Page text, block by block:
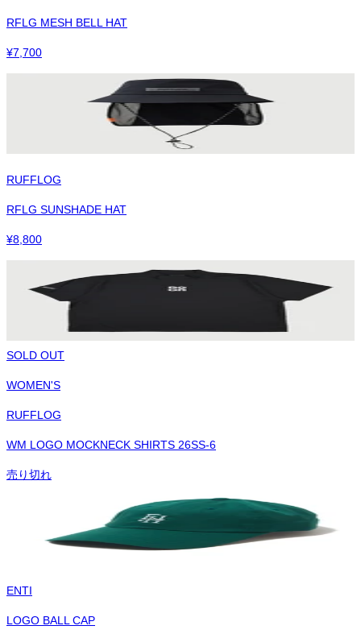
RFLG MESH BELL HAT
¥7,700
RUFFLOG
RFLG SUNSHADE HAT
¥8,800
SOLD OUT
WOMEN'S
RUFFLOG
WM LOGO MOCKNECK SHIRTS 26SS-6
売り切れ
ENTI
LOGO BALL CAP